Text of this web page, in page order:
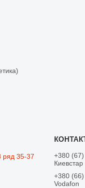
ряд 35-37
+380
Киевстар
+380
Vodafon